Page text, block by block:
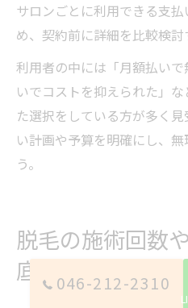
サロンごとに利用できる支
め、契約前に詳細を比較検討
利用者の中には「月額払い
いでコストを抑えられた」
た選択をしている方が多く
い計画や予算を明確にし、
う。
脱毛の施術回数
底解説046-212-2310